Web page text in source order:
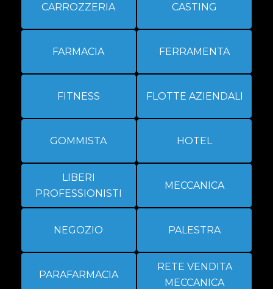
CARROZZERIA CASTING
FARMACIA FERRAMENTA
FITNESS FLOTTE AZIENDALI
GOMMISTA HOTEL
LIBERI
PROFESSIONISTI
MECCANICA
NEGOZIO PALESTRA
PARAFARMACIA
RETE VENDITA
MECCANICA